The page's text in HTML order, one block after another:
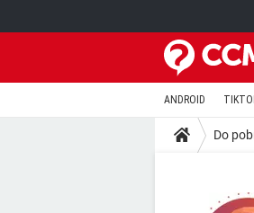
ANDROID
Do